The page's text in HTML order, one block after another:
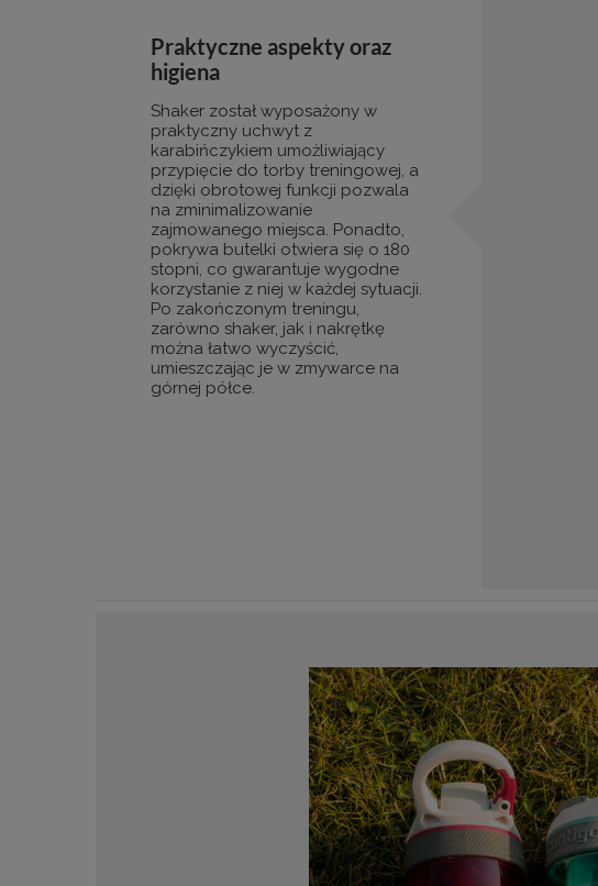
Praktyczne aspekty oraz
higiena
Shaker został wyposażony w
praktyczny uchwyt z
karabińczykiem umożliwiający
przypięcie do torby treningowej, a
dzięki obrotowej funkcji pozwala
na zminimalizowanie
zajmowanego miejsca. Ponadto,
pokrywa butelki otwiera się o 180
stopni, co gwarantuje wygodne
korzystanie z niej w każdej sytuacji.
Po zakończonym treningu,
zarówno shaker, jak i nakrętkę
można łatwo wyczyścić,
umieszczając je w zmywarce na
górnej półce.